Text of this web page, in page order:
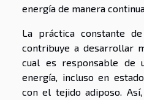
energía de manera
La práctica constante
contribuye a desarrollar
cual es responsable de
energía, incluso en
con el tejido adiposo.